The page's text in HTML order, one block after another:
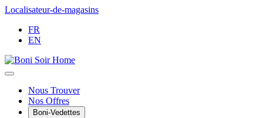
Passer
contenu
Localisateur-de-magasins
FR
EN
Main
Menu
Nous Trouver
Nos Offres
Boni-Vedettes